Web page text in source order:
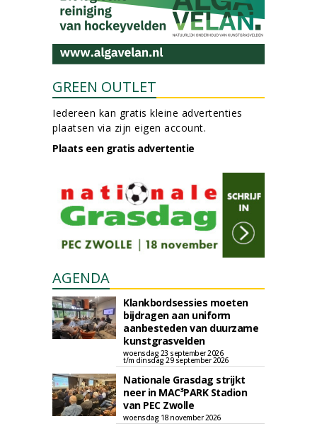
GREEN OUTLET
Iedereen kan gratis kleine advertenties
plaatsen via zijn eigen account.
Plaats een gratis advertentie
AGENDA
Klankbordsessies moeten
bijdragen aan uniform
aanbesteden van duurzame
kunstgrasvelden
woensdag 23 september 2026
t/m dinsdag 29 september 2026
Nationale Grasdag strijkt
neer in MAC³PARK Stadion
van PEC Zwolle
woensdag 18 november 2026